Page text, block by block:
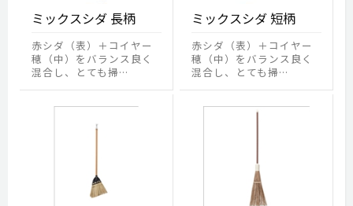
ミックスシダ 長柄
赤シダ（表）＋コイヤー
穂（中）をバランス良く
混合し、とても掃…
ミックスシダ 短柄
赤シダ（表）＋コイヤー
穂（中）をバランス良く
混合し、とても掃…